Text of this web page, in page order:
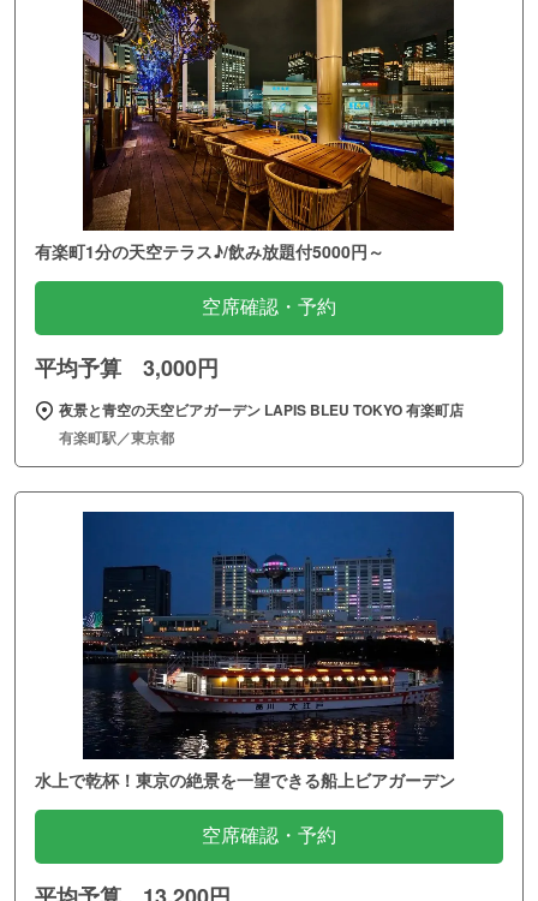
有楽町1分の天空テラス♪/飲み放題付5000円～
空席確認・予約
平均予算 3,000円
夜景と青空の天空ビアガーデン LAPIS BLEU TOKYO 有楽町店
有楽町駅／東京都
水上で乾杯！東京の絶景を一望できる船上ビアガーデン
空席確認・予約